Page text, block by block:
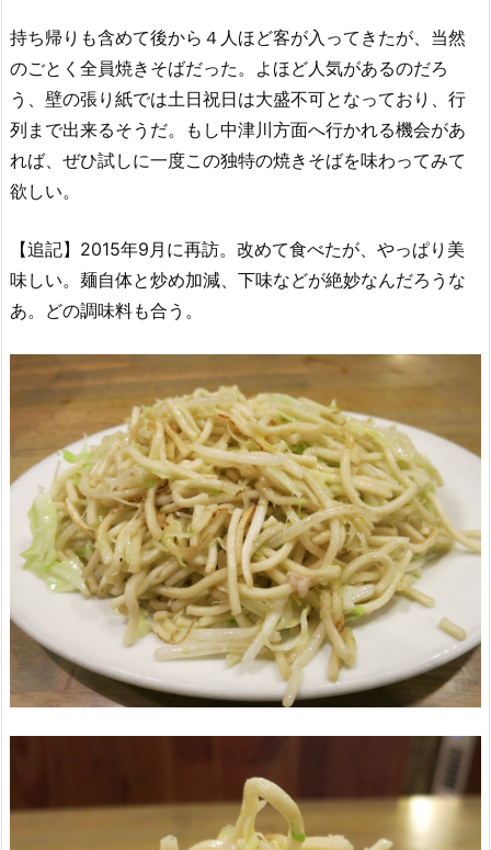
持ち帰りも含めて後から４人ほど客が入ってきたが、当然
のごとく全員焼きそばだった。よほど人気があるのだろ
う、壁の張り紙では土日祝日は大盛不可となっており、行
列まで出来るそうだ。もし中津川方面へ行かれる機会があ
れば、ぜひ試しに一度この独特の焼きそばを味わってみて
欲しい。
【追記】2015年9月に再訪。改めて食べたが、やっぱり美
味しい。麺自体と炒め加減、下味などが絶妙なんだろうな
あ。どの調味料も合う。